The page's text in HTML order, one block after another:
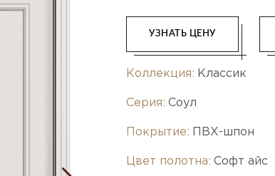
УЗНАТЬ ЦЕНУ
Коллекция: Классик
Серия: Соул
Покрытие: ПВХ-шпон
Цвет полотна: Софт айс